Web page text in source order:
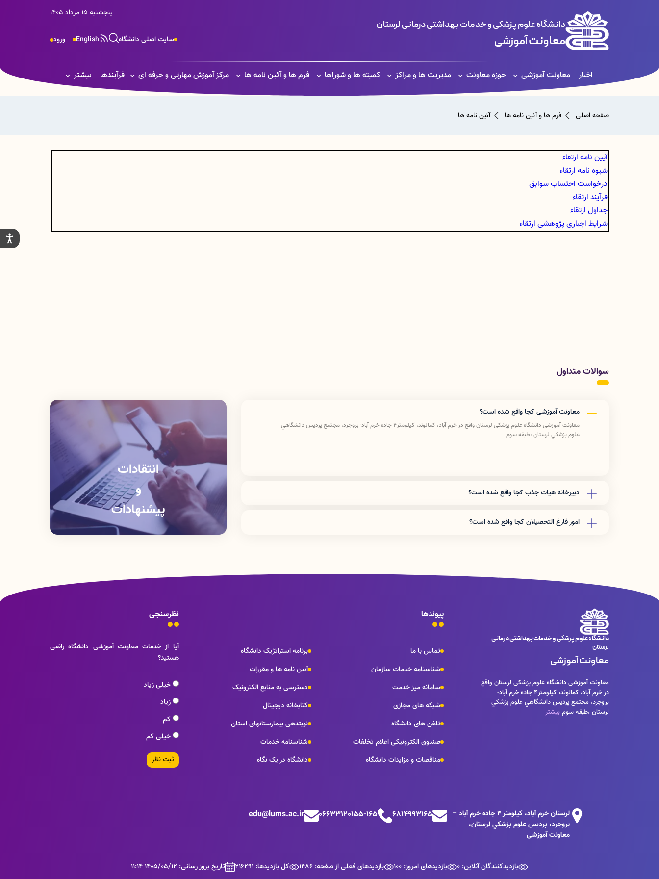
دانشگاه علوم پزشکی و خدمات بهداشتی درمانی لرستان
معاونت آموزشی
پنجشنبه 15 مرداد 1405
ورود English سایت اصلی دانشگاه
اخبار معاونت آموزشی حوزه معاونت مدیریت ها و مراکز کمیته ها و شوراها فرم ها و آئین نامه ها مرکز آموزش مهارتی و حرفه ای فرآیندها بیشتر
صفحه اصلی فرم ها و آئین نامه ها آئین نامه ها
آیین نامه ارتقاء
شیوه نامه ارتقاء
درخواست احتساب سوابق
فرآیند ارتقاء
جداول ارتقاء
شرایط اجباری پژوهشی ارتقاء
سوالات متداول
معاونت آموزشی کجا واقع شده است؟
معاونت آموزشی دانشگاه علوم پزشکی لرستان واقع در خرم آباد، كمالوند، كيلومتر٤ جاده خرم آباد- بروجرد، مجتمع پرديس دانشگاهي
علوم پزشكي لرستان ،طبقه سوم
دبیرخانه هیات جذب کجا واقع شده است؟
امور فارغ التحصیلان کجا واقع شده است؟
انتقادات
و
پیشنهادات
دانشگاه علوم پزشکی و خدمات بهداشتی درمانی
لرستان
معاونت آموزشی
معاونت آموزشی دانشگاه علوم پزشکی لرستان واقع
در خرم آباد، كمالوند، كيلومتر٤ جاده خرم آباد-
بروجرد، مجتمع پرديس دانشگاهي علوم پزشكي
لرستان ،طبقه سوم بیشتر
پیوندها
تماس با ما
برنامه استراتژیک دانشگاه
شناسنامه خدمات سازمان
آیین نامه ها و مقررات
سامانه میز خدمت
دسترسی به منابع الکترونیک
شبکه های مجازی
کتابخانه دیجیتال
تلفن های دانشگاه
نوبتدهی بیمارستانهای استان
صندوق الکترونیکی اعلام تخلفات
شناسنامه خدمات
مناقصات و مزایدات دانشگاه
دانشگاه در یک نگاه
نظرسنجی
آیا از خدمات معاونت آموزشی دانشگاه راضی
هستید؟
خیلی زیاد
زیاد
کم
خیلی کم
ثبت نظر
لرستان خرم آباد، كيلومتر 4 جاده خرم آباد –
بروجرد، پرديس علوم پزشكي لرستان،
معاونت آموزشی
6814993165
06633120155-165
edu@lums.ac.ir
بازدیدکنندگان آنلاین: 0 بازدیدهای امروز: 100 بازدیدهای فعلی از صفحه: 1486 کل بازدیدها: 216291 تاریخ بروز رسانی: 1405/05/12 11:14